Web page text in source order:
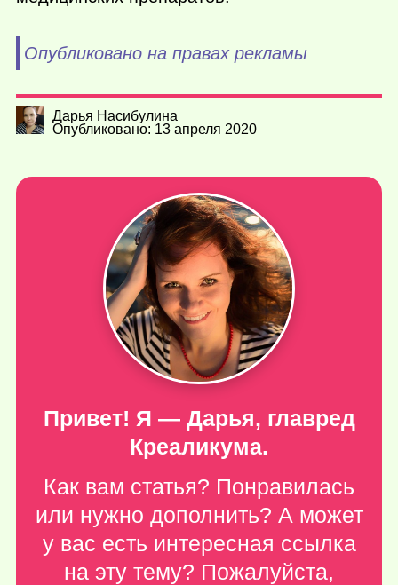
Опубликовано на правах рекламы
Дарья Насибулина
Опубликовано: 13 апреля 2020
Привет! Я — Дарья, главред
Креаликума.
Как вам статья? Понравилась
или нужно дополнить? А может
у вас есть интересная ссылка
на эту тему? Пожалуйста,